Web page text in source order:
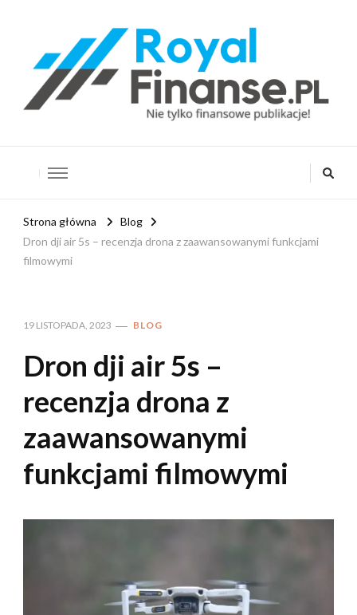
Strona główna
Blog
Dron dji air 5s – recenzja drona z zaawansowanymi funkcjami
filmowymi
19 LISTOPADA, 2023 BLOG
Dron dji air 5s –
recenzja drona z
zaawansowanymi
funkcjami filmowymi